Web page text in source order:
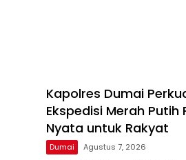
Kapolres Dumai
Ekspedisi Merah Putih
Nyata untuk Rakyat
Dumai Agustus 7, 2026